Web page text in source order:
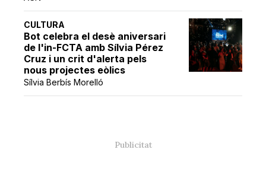
CULTURA
Bot celebra el desè aniversari
de l'in-FCTA amb Sílvia Pérez
Cruz i un crit d'alerta pels
nous projectes eòlics
Sílvia Berbís Morelló